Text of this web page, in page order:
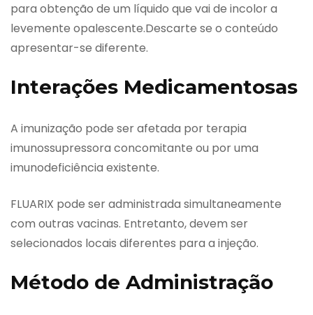
para obtenção de um líquido que vai de incolor a
levemente opalescente.Descarte se o conteúdo
apresentar-se diferente.
Interações Medicamentosas
A imunização pode ser afetada por terapia
imunossupressora concomitante ou por uma
imunodeficiência existente.
FLUARIX pode ser administrada simultaneamente
com outras vacinas. Entretanto, devem ser
selecionados locais diferentes para a injeção.
Método de Administração